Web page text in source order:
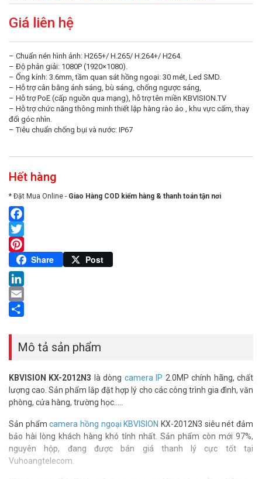
Giá liên hệ
– Chuẩn nén hình ảnh: H265+/ H.265/ H.264+/ H264.
– Độ phân giải: 1080P (1920×1080).
– Ống kính: 3.6mm, tầm quan sát hồng ngoại: 30 mét, Led SMD.
– Hỗ trợ cân bằng ánh sáng, bù sáng, chống ngược sáng,
– Hỗ trợ PoE (cấp nguồn qua mạng), hỗ trợ tên miền KBVISION.TV
– Hỗ trợ chức năng thông minh thiết lập hàng rào ảo , khu vực cấm, thay
đổi góc nhìn.
– Tiêu chuẩn chống bụi và nước: IP67
Hết hàng
* Đặt Mua Online - Giao Hàng COD kiểm hàng & thanh toán tận nơi
Facebook
Twitter
Pinterest
Share Post
LinkedIn
Email
Mô tả sản phẩm
KBVISION KX-2012N3 là dòng camera IP 2.0MP chính hãng, chất
lượng cao. Sản phẩm lắp đặt hợp lý cho các công trình gia đình, văn
phòng, cửa hàng, trường học…..
Sản phẩmcamera hồng ngoại KBVISION KX-2012N3 siêu nét đảm
bảo hài lòng khách hàng khó tính nhất. Sản phẩm còn mới 97%,
nguyên hộp, đang được bán giá thanh lý cực tốt tại
Vuhoangtelecom.